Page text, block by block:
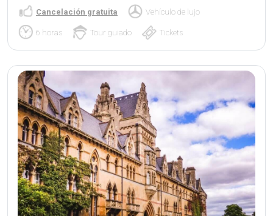
Cancelación gratuita Vehículo de lujo
6 horas Tour guiado Tickets